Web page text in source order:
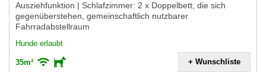
Ausziehfunktion | Schlafzimmer: 2 x Doppelbett, die sich
gegenüberstehen, gemeinschaftlich nutzbarer
Fahrradabstellraum
Hunde erlaubt
35m² + Wunschliste